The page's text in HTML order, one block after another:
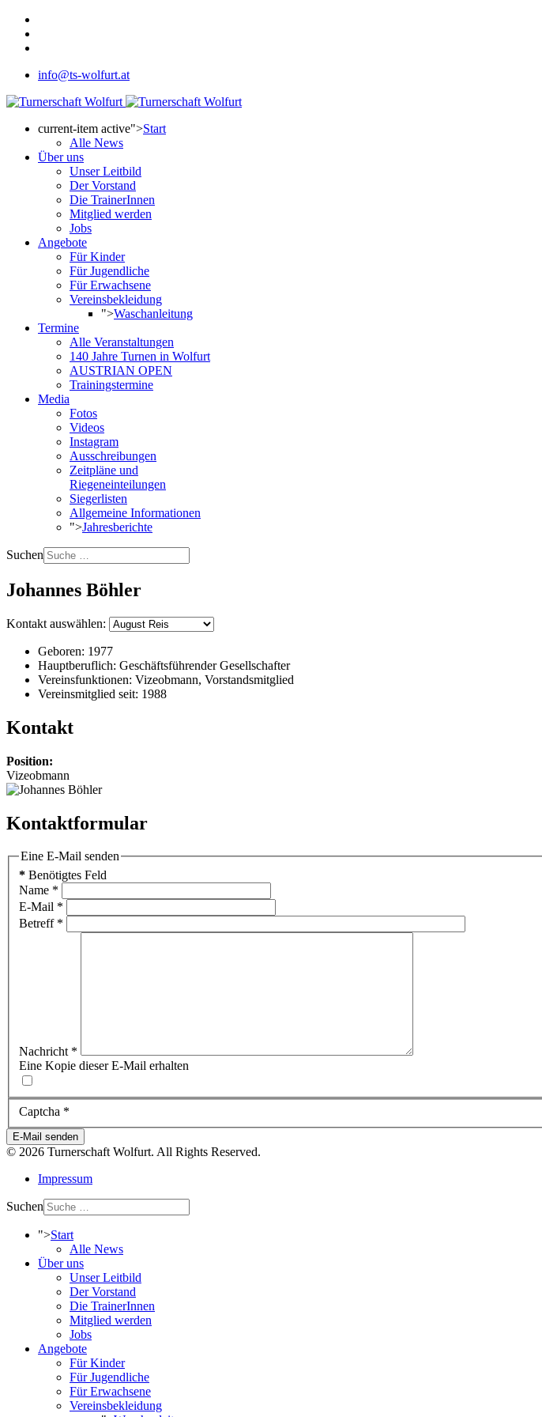
info@ts-wolfurt.at
current-item active">Start
Alle News
Über uns
Unser Leitbild
Der Vorstand
Die TrainerInnen
Mitglied werden
Jobs
Angebote
Für Kinder
Für Jugendliche
Für Erwachsene
Vereinsbekleidung
">Waschanleitung
Termine
Alle Veranstaltungen
140 Jahre Turnen in Wolfurt
AUSTRIAN OPEN
Trainingstermine
Media
Fotos
Videos
Instagram
Ausschreibungen
Zeitpläne und
Riegeneinteilungen
Siegerlisten
Allgemeine Informationen
">Jahresberichte
Suchen
Johannes Böhler
Kontakt auswählen:
Geboren: 1977
Hauptberuflich: Geschäftsführender Gesellschafter
Vereinsfunktionen: Vizeobmann, Vorstandsmitglied
Vereinsmitglied seit: 1988
Kontakt
Position:
Vizeobmann
Kontaktformular
Eine E-Mail senden
* Benötigtes Feld
Name *
E-Mail *
Betreff*
Nachricht *
Eine Kopie dieser E-Mail erhalten
Captcha *
E-Mail senden
© 2026 Turnerschaft Wolfurt. All Rights Reserved.
Impressum
Suchen
">Start
Alle News
Über uns
Unser Leitbild
Der Vorstand
Die TrainerInnen
Mitglied werden
Jobs
Angebote
Für Kinder
Für Jugendliche
Für Erwachsene
Vereinsbekleidung